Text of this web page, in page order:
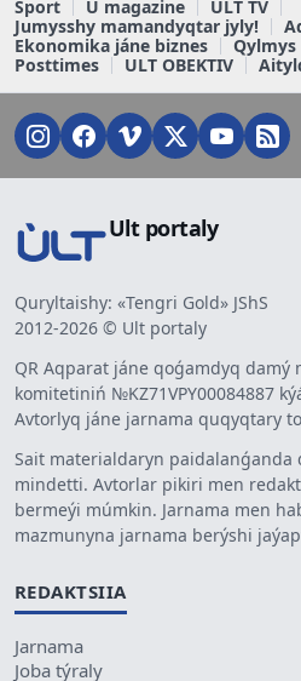
Sport
U magazine
ULT TV
Jumysshy mamandyqtar jyly!
Ekonomika jáne biznes
Qylmys
Posttimes
ULT OBEKTIV
Ult portaly
Quryltaishy: «Tengri Gold» JShS
2012-2026 © Ult portaly
QR Aqparat jáne qoǵamdyq
komitetiniń №KZ71VPY00084887
Avtorlyq jáne jarnama quqyqtary
Sait materialdaryn paidalanǵanda
mindetti. Avtorlar pikiri men
bermeýi múmkin. Jarnama men
mazmunyna jarnama berýshi
REDAKTSIIA
Jarnama
Joba týraly